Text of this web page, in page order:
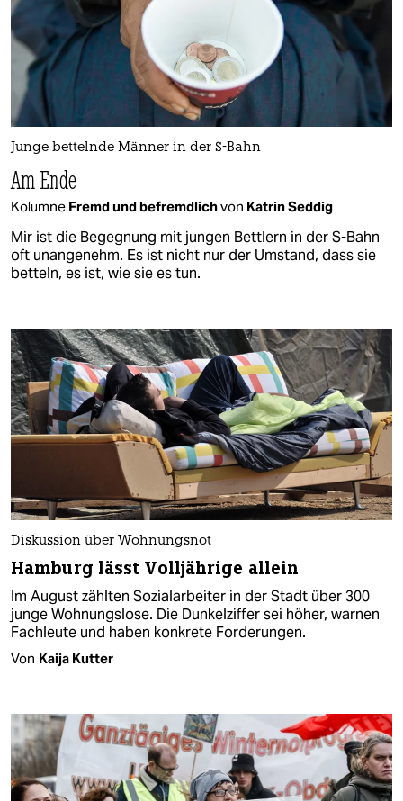
Junge bettelnde Männer in der S-Bahn
Am Ende
Kolumne Fremd und befremdlichvon Katrin Seddig
Mir ist die Begegnung mit jungen Bettlern in der S-Bahn
oft unangenehm. Es ist nicht nur der Umstand, dass sie
betteln, es ist, wie sie es tun.
Diskussion über Wohnungsnot
Hamburg lässt Volljährige allein
Im August zählten Sozialarbeiter in der Stadt über 300
junge Wohnungslose. Die Dunkelziffer sei höher, warnen
Fachleute und haben konkrete Forderungen.
Von Kaija Kutter